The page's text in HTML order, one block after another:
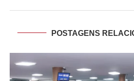
POSTAGENS